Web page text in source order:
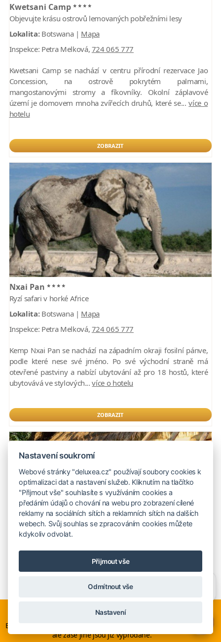
Kwetsani Camp****
Objevujte krásu ostrovů lemovaných pobřežními lesy
Lokalita:Botswana | Mapa
Inspekce: Petra Melková, 724 065 777
Kwetsani Camp se nachází v centru přírodní rezervace Jao
Concession, na ostrově pokrytém palmami,
mangostanovými stromy a fíkovníky. Okolní záplavové
území je domovem mnoha zvířecích druhů, které se...více o
hotelu
ZOBRAZIT
Nxai Pan ****
Ryzí safari v horké Africe
Lokalita:Botswana | Mapa
Inspekce: Petra Melková, 724 065 777
Kemp Nxai Pan se nachází na západním okraji fosilní pánve,
podle které nese své jméno. Po své východní straně má
otevřené pastviny a nabízí ubytování až pro 18 hostů, které
ubytovává ve stylových...více o hotelu
ZOBRAZIT
JAO CAMP – PREMIER *****
Scenérie, které jinde neuvidíte
Mapa
Okavango. Luxusní Jao Camp se nachází v mokřadové oblasti
prostorných a exkluzivně...více o hotelu
neřešíte na poslední chvíli. Smartwings i Austrian lety po
Evropě neruší. Mnohé hotely v Evropě stále nabízí akční ceny,
ale zase jiné jsou již vyprodané.
×
Nastavení soukromí
Webové stránky "deluxea.cz" používají soubory cookies k
optimalizaci dat a nastavení služeb. Kliknutím na tlačítko
"Přijmout vše" souhlasíte s využíváním cookies a
předáním údajů o chování na webu pro zobrazení cílené
reklamy na sociálních sítích a reklamních sítích na dalších
webech. Svůj souhlas se zpracováním cookies můžete
kdykoliv odvolat.
Přijmout vše
Odmítnout vše
Nastavení
Potřebujete poradit? Zeptejte se našeho asistenta
Chettyho.